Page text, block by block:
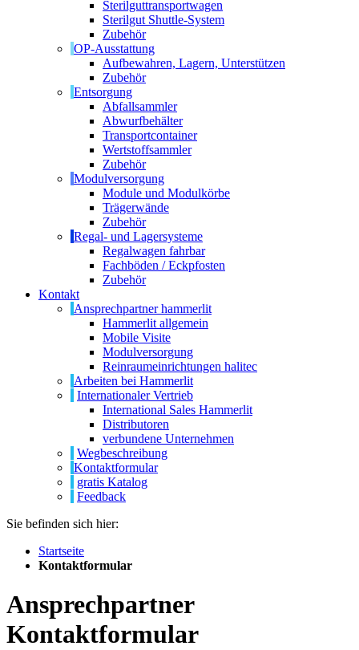
Sterilguttransportwagen
Sterilgut Shuttle-System
Zubehör
OP-Ausstattung
Aufbewahren, Lagern, Unterstützen
Zubehör
Entsorgung
Abfallsammler
Abwurfbehälter
Transportcontainer
Wertstoffsammler
Zubehör
Modulversorgung
Module und Modulkörbe
Trägerwände
Zubehör
Regal- und Lagersysteme
Regalwagen fahrbar
Fachböden / Eckpfosten
Zubehör
Kontakt
Ansprechpartner hammerlit
Hammerlit allgemein
Mobile Visite
Modulversorgung
Reinraumeinrichtungen halitec
Arbeiten bei Hammerlit
Internationaler Vertrieb
International Sales Hammerlit
Distributoren
verbundene Unternehmen
Wegbeschreibung
Kontaktformular
gratis Katalog
Feedback
Sie befinden sich hier:
Startseite
Kontaktformular
Ansprechpartner
Kontaktformular